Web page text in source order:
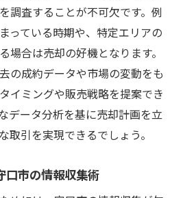
調査することが不可欠です。例
っている時期や、特定エリアの
場合は売却の好機となります。
の成約データや市場の変動をも
イミングや販売戦略を提案でき
データ分析を基に売却計画を立
取引を実現できるでしょう。
口市の情報収集術